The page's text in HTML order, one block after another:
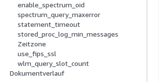
enable_spectrum_oid
spectrum_query_maxerror
statement_timeout
stored_proc_log_min_messages
Zeitzone
use_fips_ssl
wlm_query_slot_count
Dokumentverlauf